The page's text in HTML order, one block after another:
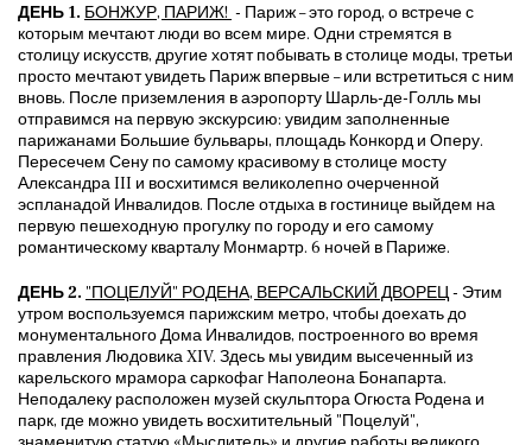
ДЕНЬ 1. БОНЖУР, ПАРИЖ! - Париж – это город, о встрече с
которым мечтают люди во всем мире. Одни стремятся в
столицу искусств, другие хотят побывать в столице моды, третьи
просто мечтают увидеть Париж впервые – или встретиться с ним
вновь. После приземления в аэропорту Шарль-де-Голль мы
отправимся на первую экскурсию: увидим заполненные
парижанами Большие бульвары, площадь Конкорд и Оперу.
Пересечем Сену по самому красивому в столице мосту
Александра III и восхитимся великолепно очерченной
эспланадой Инвалидов. После отдыха в гостинице выйдем на
первую пешеходную прогулку по городу и его самому
романтическому кварталу Монмартр. 6 ночей в Париже.
ДЕНЬ 2. "ПОЦЕЛУЙ" РОДЕНА, ВЕРСАЛЬСКИЙ ДВОРЕЦ- Этим
утром воспользуемся парижским метро, чтобы доехать до
монументального Дома Инвалидов, построенного во время
правления Людовика XIV. Здесь мы увидим высеченный из
карельского мрамора саркофаг Наполеона Бонапарта.
Неподалеку расположен музей скульптора Огюста Родена и
парк, где можно увидеть восхитительный "Поцелуй",